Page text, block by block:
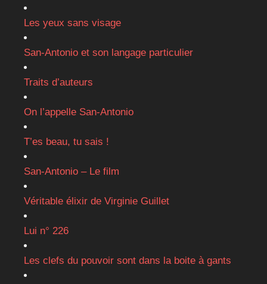
Les yeux sans visage
San-Antonio et son langage particulier
Traits d’auteurs
On l’appelle San-Antonio
T’es beau, tu sais !
San-Antonio – Le film
Véritable élixir de Virginie Guillet
Lui n° 226
Les clefs du pouvoir sont dans la boite à gants